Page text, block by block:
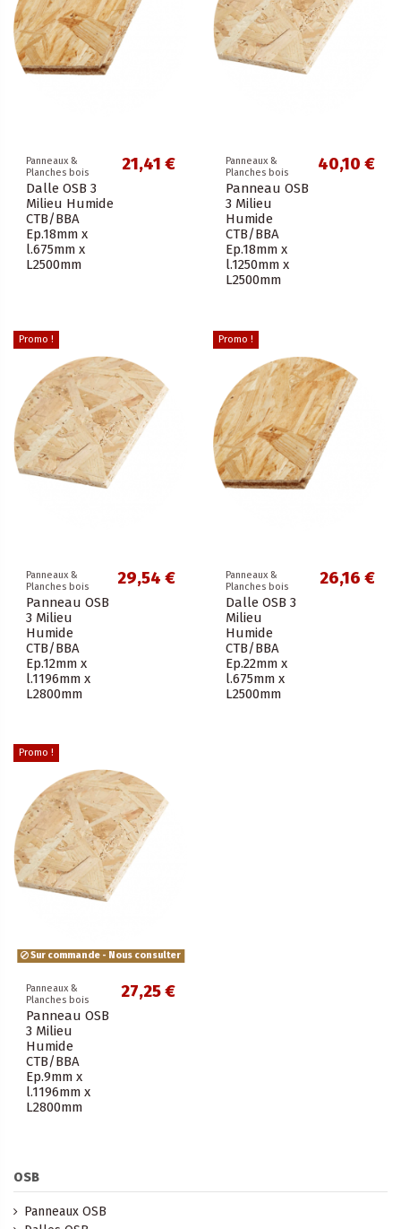
Panneaux &
Planches bois
Dalle OSB 3
Milieu Humide
CTB/BBA
Ep.18mm x
l.675mm x
L2500mm
21,41 €
Panneaux &
Planches bois
Panneau OSB
3 Milieu
Humide
CTB/BBA
Ep.18mm x
l.1250mm x
L2500mm
40,10 €
Promo !
Panneaux &
Planches bois
Panneau OSB
3 Milieu
Humide
CTB/BBA
Ep.12mm x
l.1196mm x
L2800mm
29,54 €
Promo !
Panneaux &
Planches bois
Dalle OSB 3
Milieu
Humide
CTB/BBA
Ep.22mm x
l.675mm x
L2500mm
26,16 €
Promo !
Sur commande - Nous consulter
Panneaux &
Planches bois
Panneau OSB
3 Milieu
Humide
CTB/BBA
Ep.9mm x
l.1196mm x
L2800mm
27,25 €
OSB
Panneaux OSB